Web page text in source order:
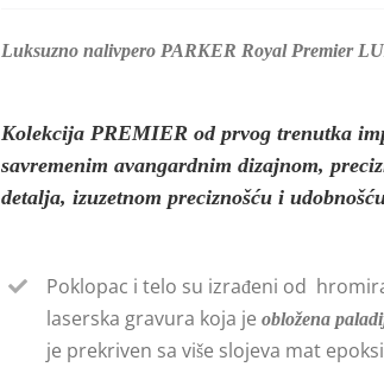
LUX
M
количина
Luksuzno nalivpero PARKER Royal Premier
Kolekcija PREMIER od prvog trenutka
savremenim avangardnim dizajnom,
detalja, izuzetnom preciznošću i
Poklopac i telo su izrađeni od
laserska gravura koja jeobložena
je prekriven sa više slojeva mat